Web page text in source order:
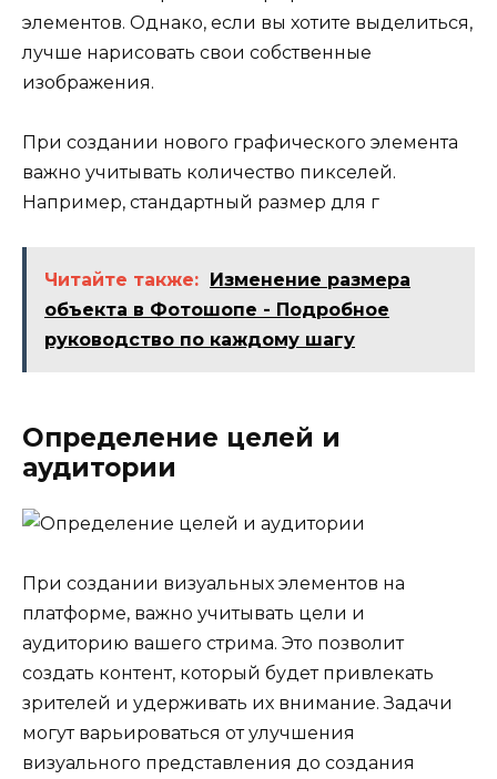
элементов. Однако, если вы хотите выделиться,
лучше нарисовать свои собственные
изображения.
При создании нового графического элемента
важно учитывать количество пикселей.
Например, стандартный размер для г
Читайте также: Изменение размера
объекта в Фотошопе - Подробное
руководство по каждому шагу
Определение целей и
аудитории
При создании визуальных элементов на
платформе, важно учитывать цели и
аудиторию вашего стрима. Это позволит
создать контент, который будет привлекать
зрителей и удерживать их внимание. Задачи
могут варьироваться от улучшения
визуального представления до создания